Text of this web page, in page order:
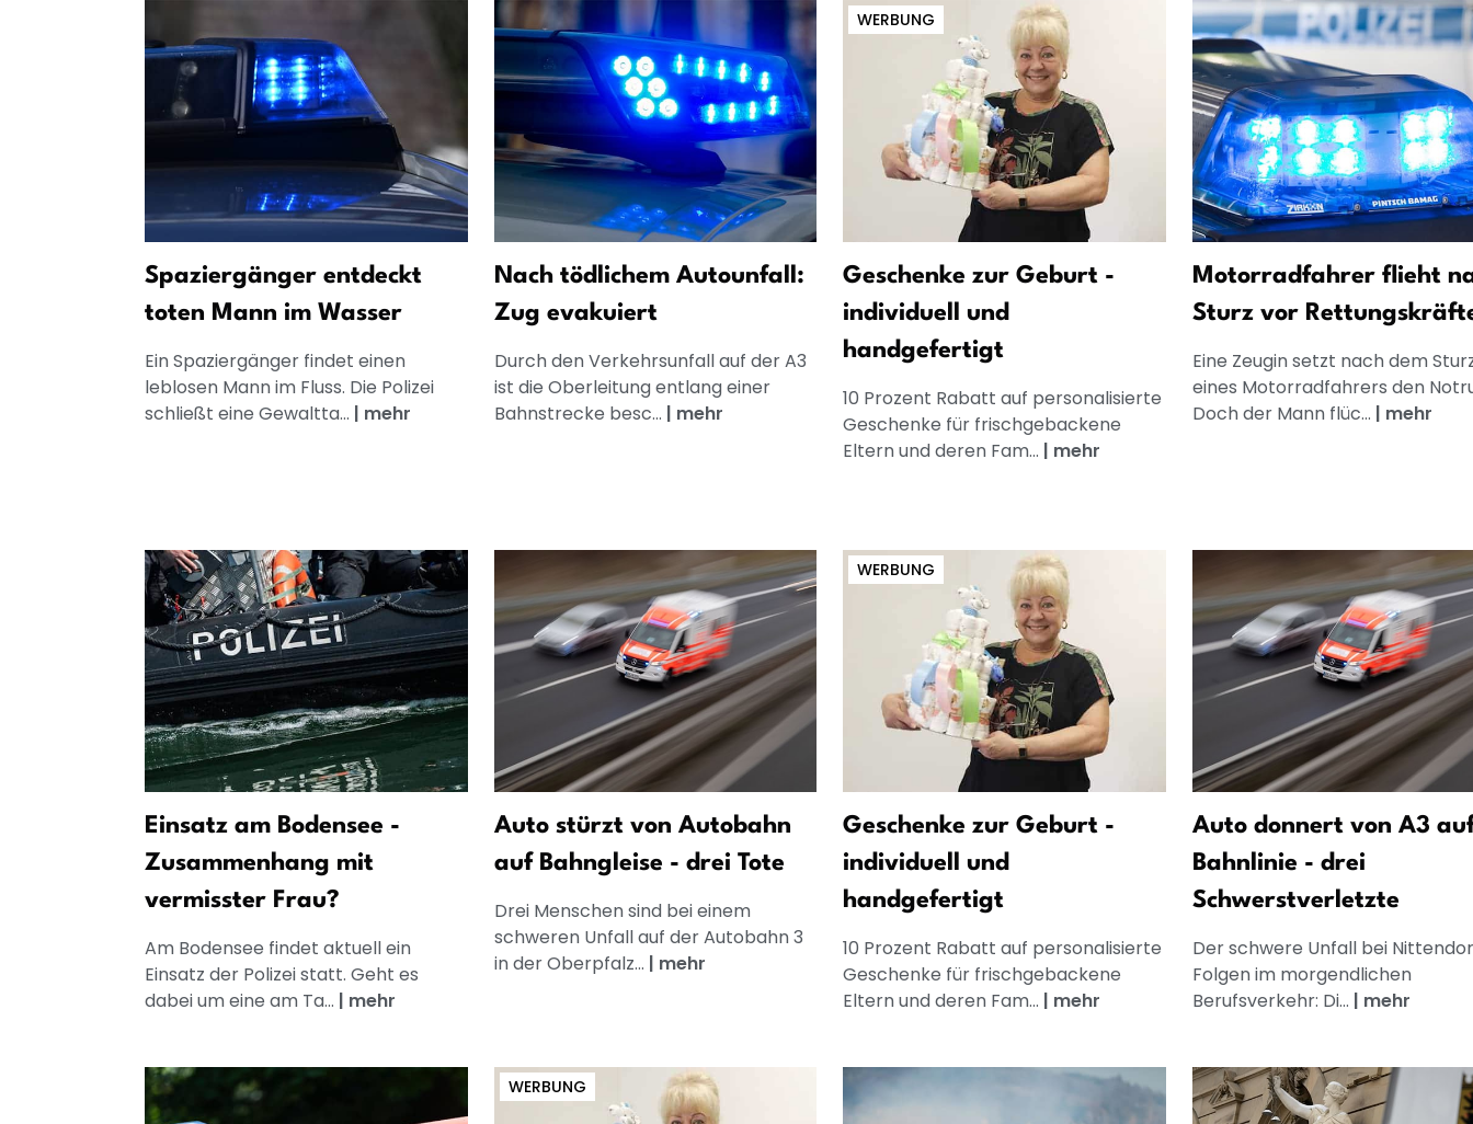
Spaziergänger entdeckt
toten Mann im Wasser
Ein Spaziergänger findet einen
leblosen Mann im Fluss. Die Polizei
schließt eine Gewaltta... | mehr
Nach tödlichem Autounfall:
Zug evakuiert
Durch den Verkehrsunfall auf der A3
ist die Oberleitung entlang einer
Bahnstrecke besc... | mehr
WERBUNG
Geschenke zur Geburt -
individuell und
handgefertigt
10 Prozent Rabatt auf personalisierte
Geschenke für frischgebackene
Eltern und deren Fam... | mehr
Motorradfahrer flieht
Sturz vor
Eine Zeugin setzt nach dem
eines Motorradfahrers den
Doch der Mann flüc... | mehr
Einsatz am Bodensee -
Zusammenhang mit
vermisster Frau?
Am Bodensee findet aktuell ein
Einsatz der Polizei statt. Geht es
dabei um eine am Ta... | mehr
Auto stürzt von Autobahn
auf Bahngleise - drei Tote
Drei Menschen sind bei einem
schweren Unfall auf der Autobahn 3
in der Oberpfalz... | mehr
WERBUNG
Geschenke zur Geburt -
individuell und
handgefertigt
10 Prozent Rabatt auf personalisierte
Geschenke für frischgebackene
Eltern und deren Fam... | mehr
Auto donnert von A3
Bahnlinie - drei
Schwerstverletzte
Der schwere Unfall bei
Folgen im morgendlichen
Berufsverkehr: Di... | mehr
WERBUNG